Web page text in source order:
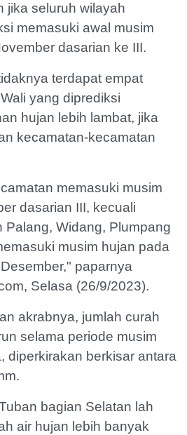
jika seluruh wilayah
memasuki awal musim
dasarian ke III.
terdapat empat
yang diprediksi
hujan lebih lambat, jika
kecamatan-kecamatan
memasuki musim
dasarian III, kecuali
Palang, Widang, Plumpang
musim hujan pada
paparnya
Selasa (26/9/2023).
akrabnya, jumlah curah
selama periode musim
diperkirakan berkisar antara
bagian Selatan lah
air hujan lebih banyak